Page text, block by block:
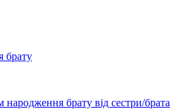
брату
народження брату від сестри/брата